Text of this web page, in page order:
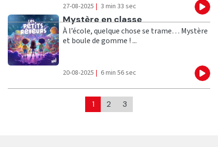
27-08-2025 | 3 min 33 sec
Ecouter
Mystère en classe
À l’école, quelque chose se trame… Mystère
et boule de gomme ! ...
20-08-2025 | 6 min 56 sec
1 2 3